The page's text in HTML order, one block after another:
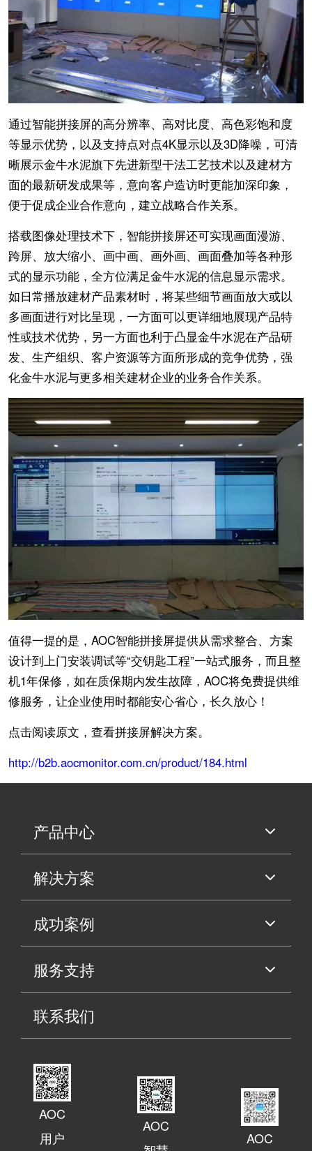
通过智能拼接屏的高分辨率、高对比度、高色彩饱和度
等显示优势，以及支持点对点4K显示以及3D降噪，可清
晰展示金牛水泥旗下先进新型干法工艺技术以及建材方
面的最新研发成果等，意向客户造访时更能加深印象，
便于促成企业合作意向，建立战略合作关系。
搭载图像处理技术下，智能拼接屏还可实现画面漫游、
跨屏、放大缩小、画中画、画外画、画面叠加等各种形
式的显示功能，全方位满足金牛水泥的信息显示需求。
如日常播放建材产品素材时，将某些细节画面放大或以
多画面进行对比呈现，一方面可以更详细地展现产品特
性或技术优势，另一方面也利于凸显金牛水泥在产品研
发、生产组织、客户资源等方面所形成的竞争优势，强
化金牛水泥与更多相关建材企业的业务合作关系。
值得一提的是，AOC智能拼接屏提供从需求整合、方案
设计到上门安装调试等“交钥匙工程”一站式服务，而且整
机1年保修，如在质保期内发生故障，AOC将免费提供维
修服务，让企业使用时都能安心省心，长久放心！
点击阅读原文，查看拼接屏解决方案。
http://b2b.aocmonitor.com.cn/product/184.html
产品中心
解决方案
成功案例
服务支持
联系我们
AOC
用户
AOC
AOC